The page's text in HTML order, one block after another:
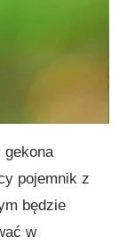
pojemnik z
będzie
w